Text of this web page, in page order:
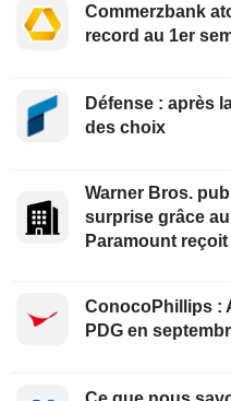
Commerzbank
record au 1er
Défense : après
des choix
Warner Bros.
surprise grâce
Paramount
ConocoPhillips :
PDG en